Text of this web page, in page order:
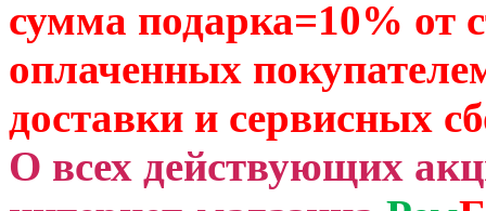
сумма подарка=10% от
оплаченных
доставки и сервисных
О всех действующих